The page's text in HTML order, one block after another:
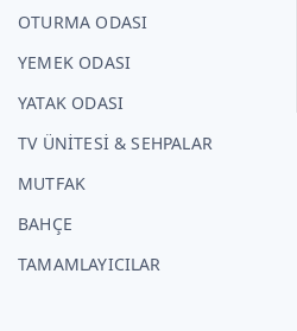
OTURMA ODASI
YEMEK ODASI
YATAK ODASI
TV ÜNİTESİ & SEHPALAR
MUTFAK
BAHÇE
TAMAMLAYICILAR